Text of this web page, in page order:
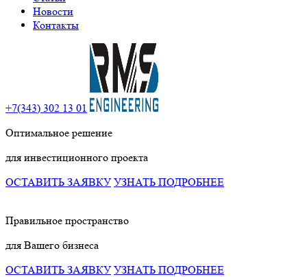
Новости
Контакты
+7(343) 302 13 01
Оптимальное решение
для инвестиционного проекта
ОСТАВИТЬ ЗАЯВКУ УЗНАТЬ ПОДРОБНЕЕ
Правильное пространство
для Вашего бизнеса
ОСТАВИТЬ ЗАЯВКУ УЗНАТЬ ПОДРОБНЕЕ